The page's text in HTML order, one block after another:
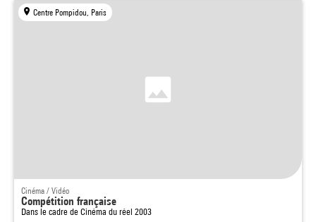
Centre Pompidou, Paris
Cinéma / Vidéo
Compétition française
Dans le cadre de Cinéma du réel 2003